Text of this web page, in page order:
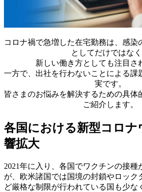
コロナ禍で急増した在宅勤務は、感染
としてだけではなく
新しい働き方としても注目さ
一方で、出社を行わないことによる課
実です。
皆さまのお悩みを解決するための具体
ご紹介します。
各国における新型コロナ
響拡大
2021年に入り、各国でワクチンの接種
が、欧米諸国では国境の封鎖やロック
ど厳格な制限が行われている国も少な